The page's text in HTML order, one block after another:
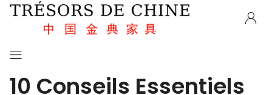
10 Conseils Essentiels